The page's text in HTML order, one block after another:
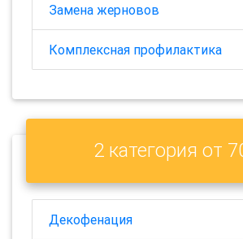
Замена жерновов
Комплексная профилактика
2 категория от
Декофенация